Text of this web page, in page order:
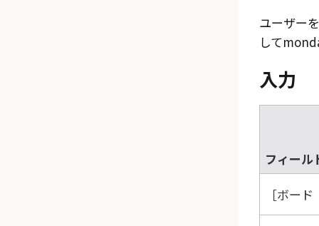
ユーザー
して
入力
フィール
ボード